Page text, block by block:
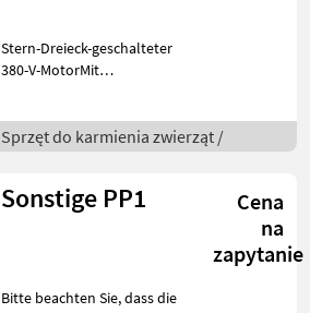
Stern-Dreieck-geschalteter
380-V-MotorMit
vollständige Angebot?
Fragen Sie das einfach und
Duijnda
Sprzęt do karmienia zwierząt /
Sonstige PP1
Cena
na
zapytanie
Bitte beachten Sie, dass die